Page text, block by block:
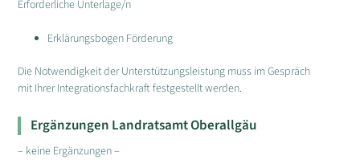
Erforderliche Unterlage/n
Erklärungsbogen Förderung
Die Notwendigkeit der Unterstützungsleistung muss im Gespräch
mit Ihrer Integrationsfachkraft festgestellt werden.
Ergänzungen Landratsamt Oberallgäu
– keine Ergänzungen –